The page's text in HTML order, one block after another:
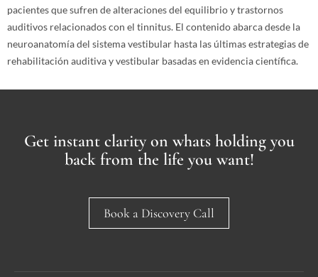
pacientes que sufren de alteraciones del equilibrio y trastornos
auditivos relacionados con el tinnitus. El contenido abarca desde la
neuroanatomía del sistema vestibular hasta las últimas estrategias de
rehabilitación auditiva y vestibular basadas en evidencia científica.
Get instant clarity on whats holding you
back from the life you want!
Book a Discovery Call